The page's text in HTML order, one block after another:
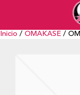
Inicio / OMAKASE /